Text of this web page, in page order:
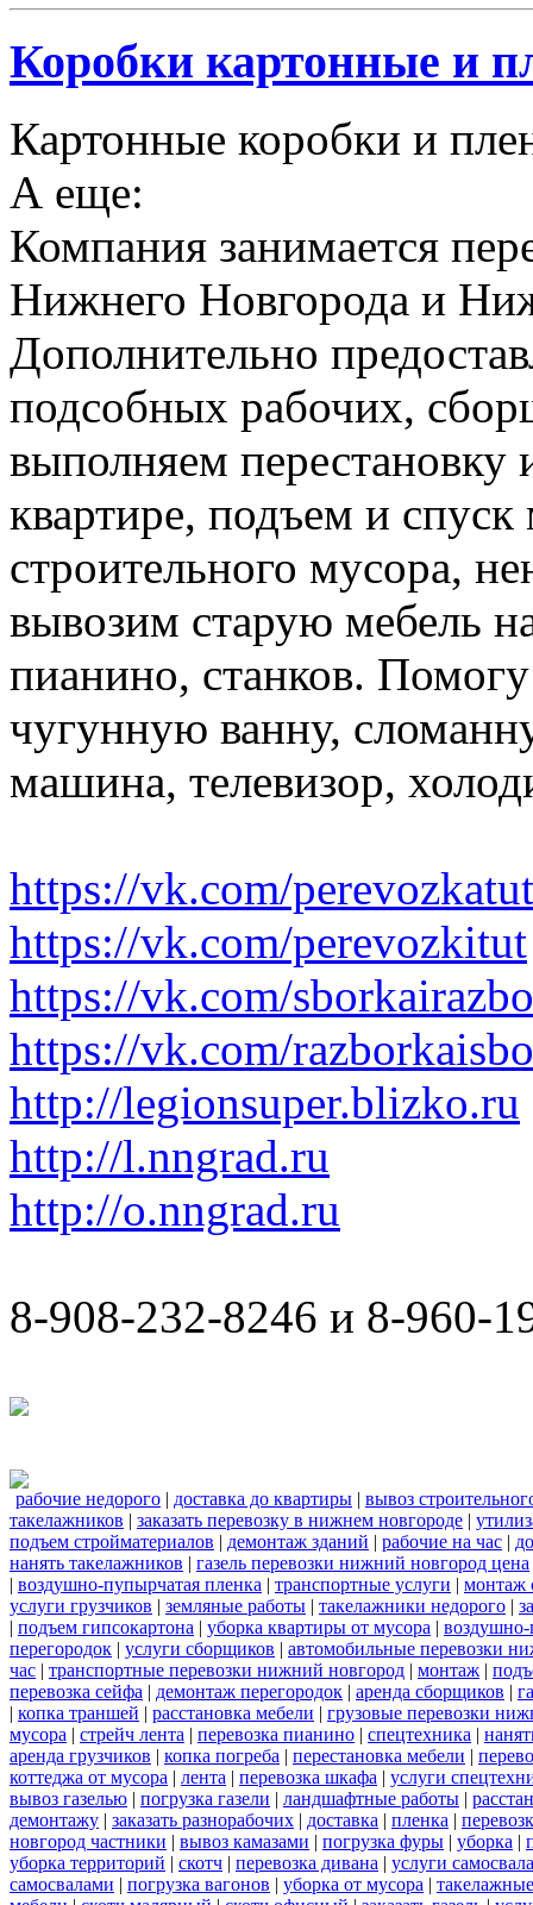
Коробки картонные и
Картонные коробки и
А еще:
Компания занимается
Нижнего Новгорода и
Дополнительно
подсобных рабочих,
выполняем перестановку
квартире, подъем и спуск
строительного мусора,
вывозим старую мебель
пианино, станков.
чугунную ванну,
машина, телевизор,
https://vk.com/perevozkatut
https://vk.com/perevozkitut
https://vk.com/
https://vk.com/
http://legionsuper.blizko.ru
http://l.nngrad.ru
http://o.nngrad.ru
8-908-232-8246 и 8-960-
рабочие недорого | доставка до квартиры | вывоз
такелажников | заказать перевозку в нижнем новгороде |
подъем стройматериалов | демонтаж зданий | рабочие на час |
нанять такелажников | газель перевозки нижний новгород цена
| воздушно-пупырчатая пленка | транспортные услуги | монтаж
услуги грузчиков | земляные работы | такелажники недорого |
| подъем гипсокартона | уборка квартиры от мусора | воздушно-
перегородок | услуги сборщиков | автомобильные перевозки
час | транспортные перевозки нижний новгород | монтаж |
перевозка сейфа | демонтаж перегородок | аренда сборщиков |
| копка траншей | расстановка мебели | грузовые перевозки
мусора | стрейч лента | перевозка пианино | спецтехника |
аренда грузчиков | копка погреба | перестановка мебели |
коттеджа от мусора | лента | перевозка шкафа | услуги
вывоз газелью | погрузка газели | ландшафтные работы |
демонтажу | заказать разнорабочих | доставка | пленка |
новгород частники | вывоз камазами | погрузка фуры | уборка |
уборка территорий | скотч | перевозка дивана | услуги самосвала
самосвалами | погрузка вагонов | уборка от мусора |